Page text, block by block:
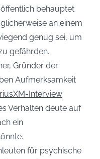
behauptet
an einem
genug sei, um
gefährden.
Gründer der
Aufmerksamkeit
Interview
Verhalten deute auf
ein
für psychische